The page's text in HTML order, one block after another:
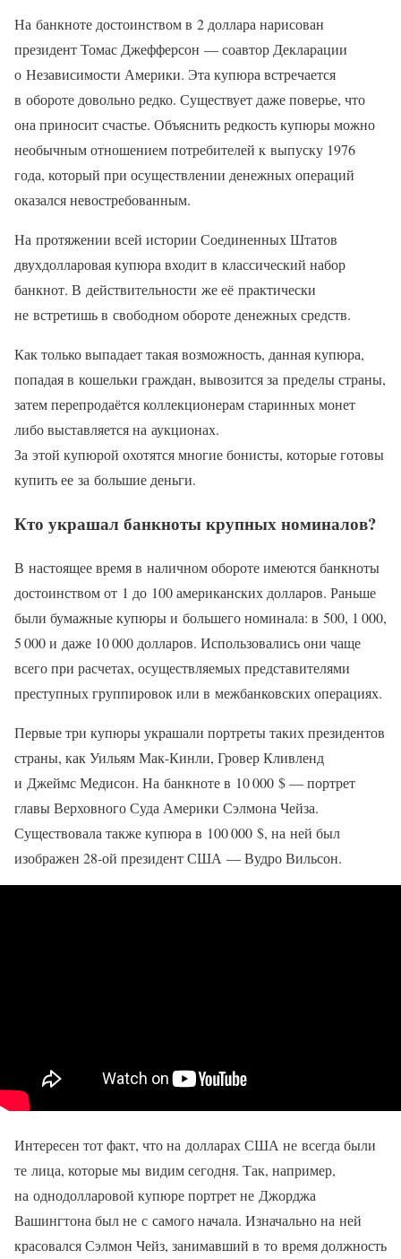
На банкноте достоинством в 2 доллара нарисован
президент Томас Джефферсон — соавтор Декларации
о Независимости Америки. Эта купюра встречается
в обороте довольно редко. Существует даже поверье, что
она приносит счастье. Объяснить редкость купюры можно
необычным отношением потребителей к выпуску 1976
года, который при осуществлении денежных операций
оказался невостребованным.
На протяжении всей истории Соединенных Штатов
двухдолларовая купюра входит в классический набор
банкнот. В действительности же её практически
не встретишь в свободном обороте денежных средств.
Как только выпадает такая возможность, данная купюра,
попадая в кошельки граждан, вывозится за пределы страны,
затем перепродаётся коллекционерам старинных монет
либо выставляется на аукционах.
За этой купюрой охотятся многие бонисты, которые готовы
купить ее за большие деньги.
Кто украшал банкноты крупных номиналов?
В настоящее время в наличном обороте имеются банкноты
достоинством от 1 до 100 американских долларов. Раньше
были бумажные купюры и большего номинала: в 500, 1 000,
5 000 и даже 10 000 долларов. Использовались они чаще
всего при расчетах, осуществляемых представителями
преступных группировок или в межбанковских операциях.
Первые три купюры украшали портреты таких президентов
страны, как Уильям Мак-Кинли, Гровер Кливленд
и Джеймс Медисон. На банкноте в 10 000 $ — портрет
главы Верховного Суда Америки Сэлмона Чейза.
Существовала также купюра в 100 000 $, на ней был
изображен 28-ой президент США — Вудро Вильсон.
Интересен тот факт, что на долларах США не всегда были
те лица, которые мы видим сегодня. Так, например,
на однодолларовой купюре портрет не Джорджа
Вашингтона был не с самого начала. Изначально на ней
красовался Сэлмон Чейз, занимавший в то время должность